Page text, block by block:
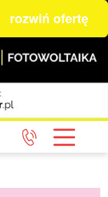
rozwiń ofertę